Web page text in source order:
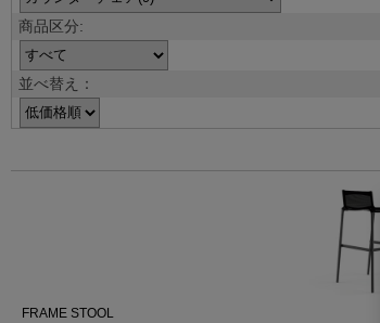
並べ替え：
FRAME STOOL